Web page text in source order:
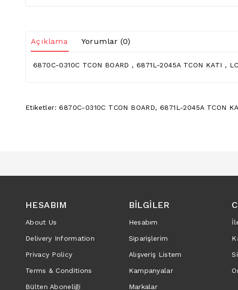
Açıklama Yorumlar (0)
6870C-0310C TCON BOARD , 6871L-2045A TCON KATI ,
Etiketler:6870C-0310C TCON BOARD,6871L-2045A TCON
HESABIM
About Us
Delivery Information
Privacy Policy
Terms & Conditions
Bülten Aboneliği
BILGILER
Hesabım
Siparişlerim
Alışveriş Listem
Kampanyalar
Markalar